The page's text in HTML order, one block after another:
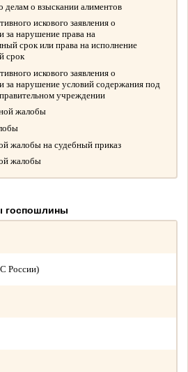
делам о взыскании алиментов
искового заявления о
за нарушение права на
срок или права на исполнение
срок
искового заявления о
за нарушение условий содержания под
учреждении
жалобы
жалобы на судебный приказ
жалобы
госпошлины
России)